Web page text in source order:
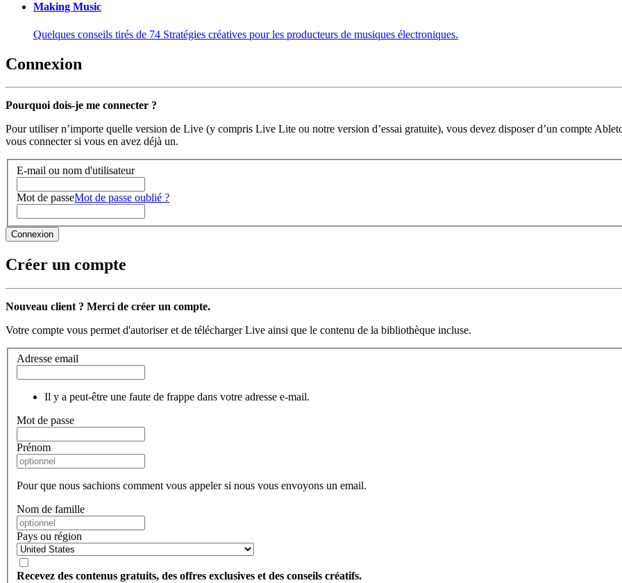
Making Music
Quelques conseils tirés de 74 Stratégies créatives pour les producteurs de musiques électroniques.
Connexion
Pourquoi dois-je me connecter ?
Pour utiliser n’importe quelle version de Live (y compris Live Lite ou notre version d’essai gratuite), vous devez disposer d’un compte
vous connecter si vous en avez déjà un.
E-mail ou nom d'utilisateur
Mot de passeMot de passe oublié ?
Créer un compte
Nouveau client ? Merci de créer un compte.
Votre compte vous permet d'autoriser et de télécharger Live ainsi que le contenu de la bibliothèque incluse.
Adresse email
Il y a peut-être une faute de frappe dans votre adresse e-mail.
Mot de passe
Prénom
Pour que nous sachions comment vous appeler si nous vous envoyons un email.
Nom de famille
Pays ou région
Recevez des contenus gratuits, des offres exclusives et des conseils créatifs.